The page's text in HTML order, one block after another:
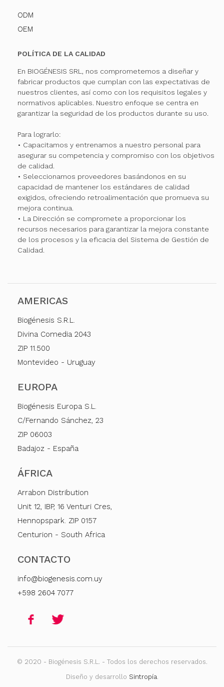
ODM
OEM
POLÍTICA DE LA CALIDAD
En BIOGÉNESIS SRL, nos comprometemos a diseñar y
fabricar productos que cumplan con las expectativas de
nuestros clientes, así como con los requisitos legales y
normativos aplicables. Nuestro enfoque se centra en
garantizar la seguridad de los productos durante su uso.
Para lograrlo:
• Capacitamos y entrenamos a nuestro personal para
asegurar su competencia y compromiso con los objetivos
de calidad.
• Seleccionamos proveedores basándonos en su
capacidad de mantener los estándares de calidad
exigidos, ofreciendo retroalimentación que promueva su
mejora continua.
• La Dirección se compromete a proporcionar los
recursos necesarios para garantizar la mejora constante
de los procesos y la eficacia del Sistema de Gestión de
Calidad.
AMERICAS
Biogénesis S.R.L.
Divina Comedia 2043
ZIP 11.500
Montevideo - Uruguay
EUROPA
Biogénesis Europa S.L.
C/Fernando Sánchez, 23
ZIP 06003
Badajoz - España
ÁFRICA
Arrabon Distribution
Unit 12, IBP, 16 Venturi Cres,
Hennopspark. ZIP 0157
Centurion - South Africa
CONTACTO
info@biogenesis.com.uy
+598 2604 7077
© 2020 - Biogénesis S.R.L. - Todos los derechos reservados.
Diseño y desarrollo Sintropía